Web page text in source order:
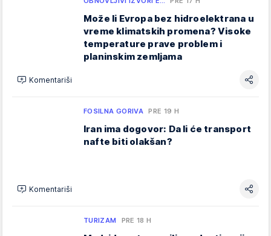
Može li Evropa bez hidroelektrana u
vreme klimatskih promena? Visoke
temperature prave problem i
planinskim zemljama
Komentariši
FOSILNA GORIVA PRE 19 H
Iran ima dogovor: Da li će transport
nafte biti olakšan?
Komentariši
TURIZAM PRE 18 H